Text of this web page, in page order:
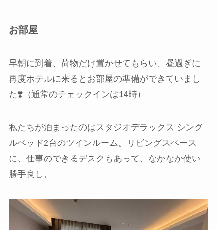
お部屋
早朝に到着、荷物だけ置かせてもらい、昼過ぎに
再度ホテルに来るとお部屋の準備ができていまし
た❣️（通常のチェックインは14時）
私たちが泊まったのはスタジオデラックス シング
ルベッド2台のツインルーム。リビングスペース
に、仕事のできるデスクもあって、なかなか使い
勝手良し。